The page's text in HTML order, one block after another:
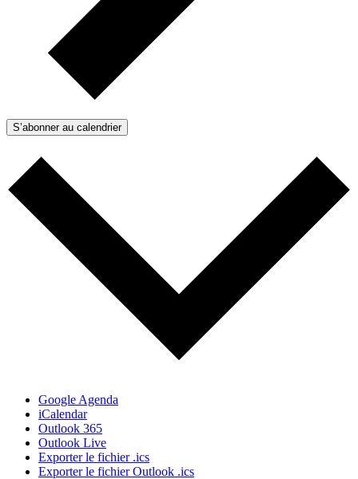
S’abonner au calendrier
Google Agenda
iCalendar
Outlook 365
Outlook Live
Exporter le fichier .ics
Exporter le fichier Outlook .ics